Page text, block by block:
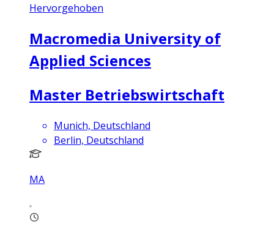
Hervorgehoben
Macromedia University of
Applied Sciences
Master Betriebswirtschaft
Munich, Deutschland
Berlin, Deutschland
MA